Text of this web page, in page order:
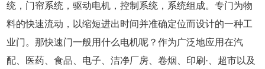
统，门帘系统，驱动电机，控制系统，系统组成。专门为物
料的快速流动，以缩短进出时间并准确定位而设计的一种工
业门。那快速门一般用什么电机呢？作为广泛地应用在汽
配、医药、食品、电子、洁净厂房、卷烟、印刷·、超市以及